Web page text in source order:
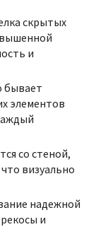
скрытых
и
бывает
элементов
со стеной,
визуально
надежной
и